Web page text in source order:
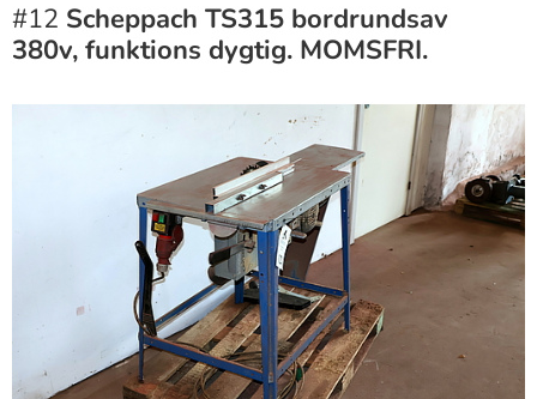
#12 Scheppach TS315 bordrundsav
380v, funktions dygtig. MOMSFRI.